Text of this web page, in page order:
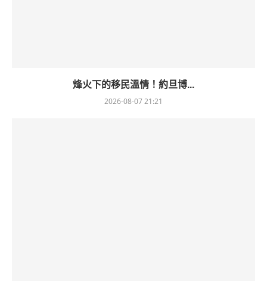
烽火下的移民溫情！約旦博...
2026-08-07 21:21